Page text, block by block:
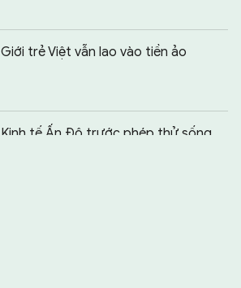
Giới trẻ Việt vẫn lao vào tiền ảo
Kinh tế Ấn Độ trước phép thử sống